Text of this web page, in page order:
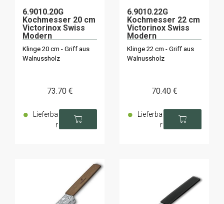
6.9010.20G
Kochmesser 20 cm
Victorinox Swiss
Modern
Walnussholz
Klinge 20 cm - Griff aus
Walnussholz
73.70 €
Lieferba
r
6.9010.22G
Kochmesser 22 cm
Victorinox Swiss
Modern
Walnussholz
Klinge 22 cm - Griff aus
Walnussholz
70.40 €
Lieferba
r